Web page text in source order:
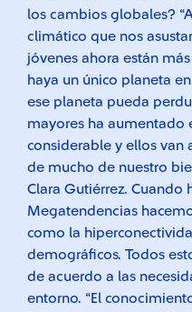
los cambios globales?
climático que nos
jóvenes ahora están
haya un único planeta
ese planeta pueda
mayores ha aumentado
considerable y ellos van
de mucho de nuestro
Clara Gutiérrez. Cuando
Megatendencias
como la
demográficos. Todos
de acuerdo a las
entorno. “El